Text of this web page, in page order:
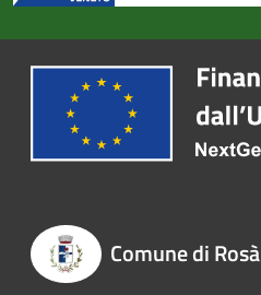
Comune di Rosà